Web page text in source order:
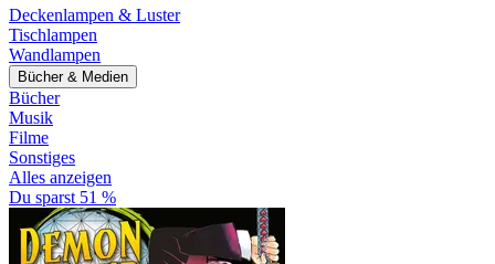
Deckenlampen & Luster
Tischlampen
Wandlampen
Bücher & Medien
Bücher
Musik
Filme
Sonstiges
Alles anzeigen
Du sparst 51 %